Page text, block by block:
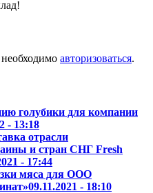
авторизоваться.
голубики для компании
- 13:18
отрасли
и стран СНГ Fresh
- 17:44
мяса для ООО
09.11.2021 - 18:10